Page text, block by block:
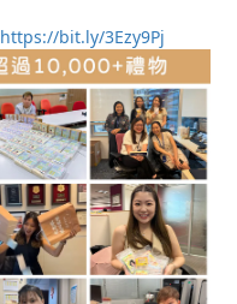
https://bit.ly/3Ezy9Pj